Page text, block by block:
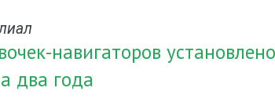
навигаторов
два года